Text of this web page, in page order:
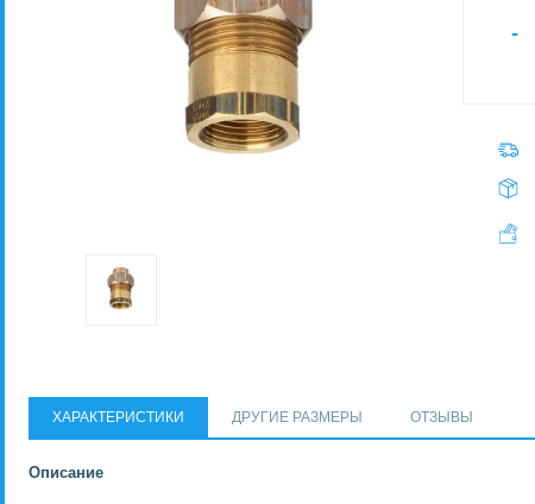
-
ХАРАКТЕРИСТИКИ ДРУГИЕ РАЗМЕРЫ ОТЗЫВЫ
Описание